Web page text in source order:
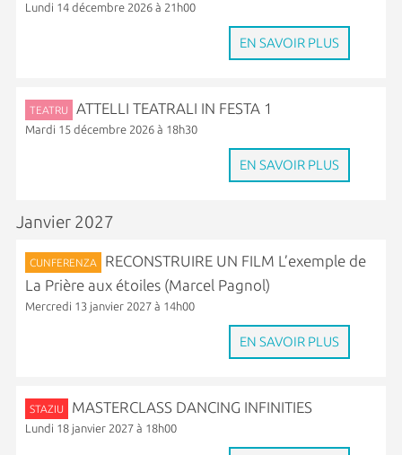
Lundi 14 décembre 2026 à 21h00
EN SAVOIR PLUS
TEATRU ATTELLI TEATRALI IN FESTA 1
Mardi 15 décembre 2026 à 18h30
EN SAVOIR PLUS
Janvier 2027
CUNFERENZA
RECONSTRUIRE UN FILM L’exemple de
La Prière aux étoiles (Marcel Pagnol)
Mercredi 13 janvier 2027 à 14h00
EN SAVOIR PLUS
STAZIU MASTERCLASS DANCING INFINITIES
Lundi 18 janvier 2027 à 18h00